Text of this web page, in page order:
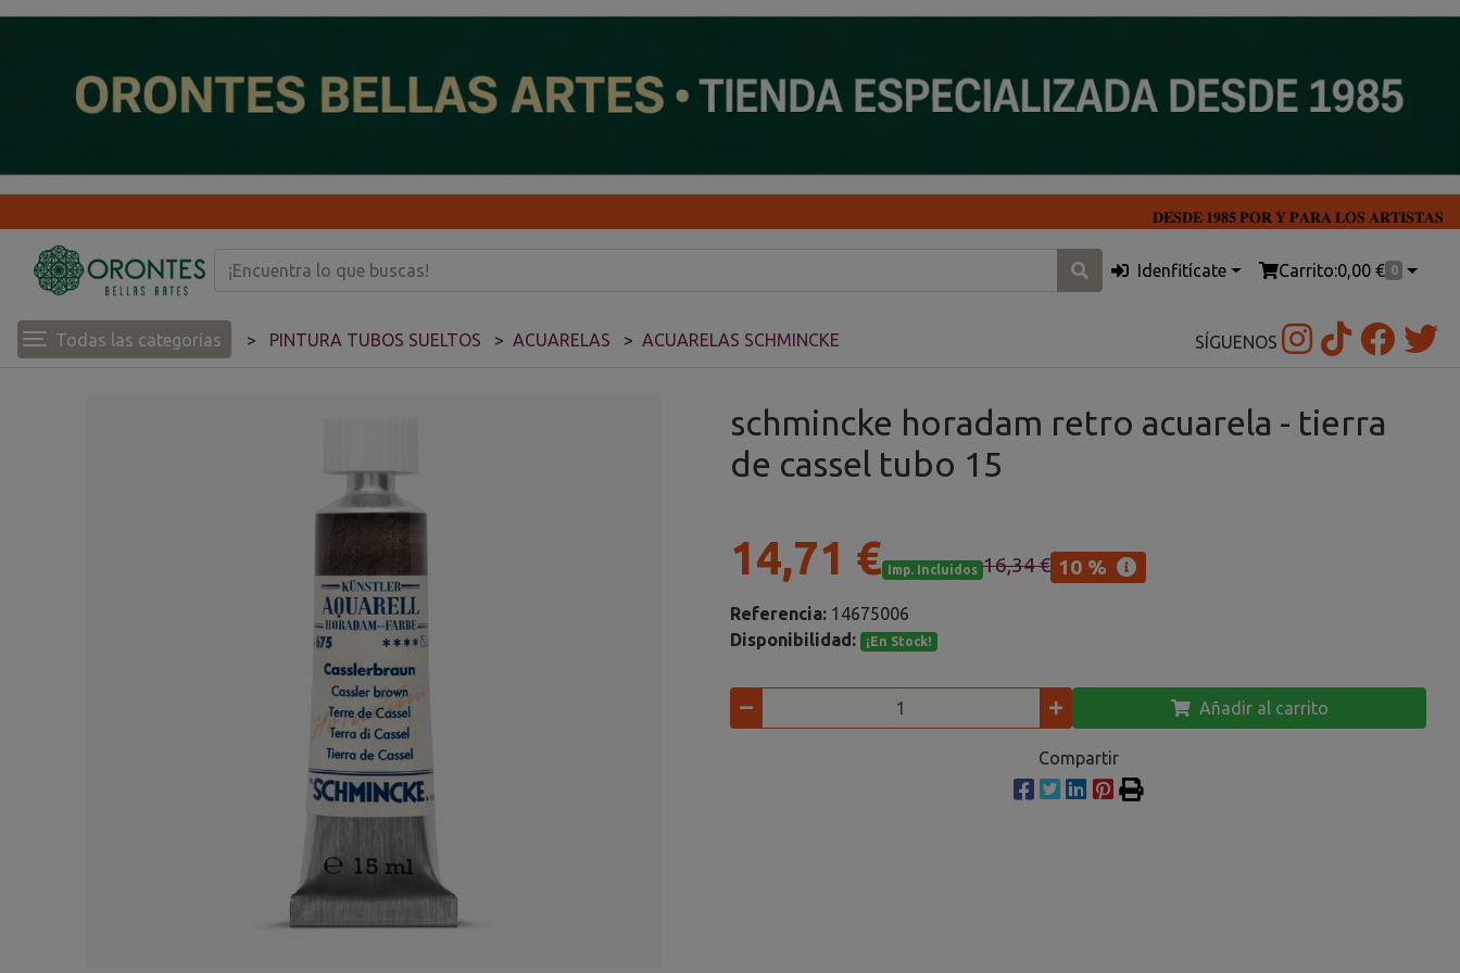
𝐃𝐄𝐒𝐃𝐄 𝟏𝟗𝟖𝟓 𝐏𝐎𝐑 𝐘 𝐏𝐀𝐑𝐀 𝐋𝐎𝐒 𝐀𝐑𝐓𝐈𝐒𝐓𝐀𝐒
Idenfitícate Carrito:0,00 € 0
Todas las categorías PINTURA TUBOS SUELTOS ACUARELAS ACUARELAS SCHMINCKE SÍGUENOS
schmincke horadam retro acuarela - tierra
de cassel tubo 15
14,71 € Imp. Incluidos 16,34 € 10 %
Referencia: 14675006
Disponibilidad:
¡En Stock!
Añadir al carrito
Compartir